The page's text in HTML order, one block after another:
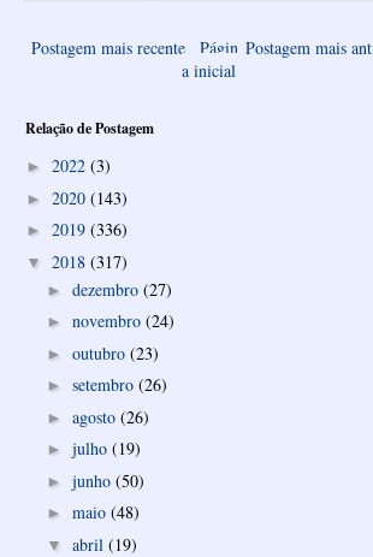
Postagem mais recente Postagem mais
Págin
a inicial
Relação de Postagem
► 2022 (3)
► 2020 (143)
► 2019 (336)
▼ 2018 (317)
► dezembro (27)
► novembro (24)
► outubro (23)
► setembro (26)
► agosto (26)
► julho (19)
► junho (50)
► maio (48)
▼ abril (19)